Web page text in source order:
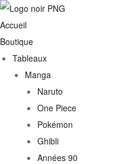
Accueil
Boutique
Tableaux
Manga
Naruto
One Piece
Pokémon
Ghibli
Années 90